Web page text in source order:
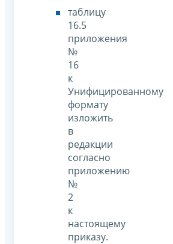
таблицу
16.5
приложения
№
16
к
Унифицированному
формату
изложить
в
редакции
согласно
приложению
№
2
к
настоящему
приказу.